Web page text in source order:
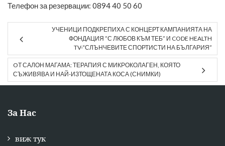
Телефон за резервации: 0894 40 50 60
УЧЕНИЦИ ПОДКРЕПИХА С КОНЦЕРТ КАМПАНИЯТА НА
ФОНДАЦИЯ ”С ЛЮБОВ КЪМ ТЕБ” И CODE HEALTH
TV-“СЛЪНЧЕВИТЕ СПОРТИСТИ НА БЪЛГАРИЯ”
OТ САЛОН МАГАМА: ТЕРАПИЯ С МИКРОКОЛАГЕН, КОЯТО
СЪЖИВЯВА И НАЙ-ИЗТОЩЕНАТА КОСА (СНИМКИ)
За Нас
виж тук